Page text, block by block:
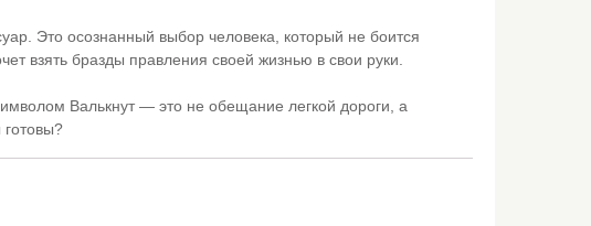
Это осознанный выбор человека, который не боится
взять бразды правления своей жизнью в свои руки.
Валькнут — это не обещание легкой дороги, а